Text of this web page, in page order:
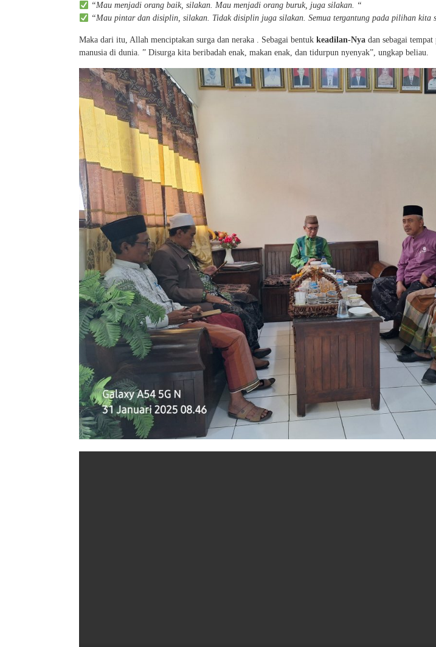
“Mau menjadi orang baik, silakan. Mau menjadi orang buruk, juga silakan. “
“Mau pintar dan disiplin, silakan. Tidak disiplin juga silakan. Semua tergantung pada pilihan kita
Maka dari itu, Allah menciptakan surga dan neraka . Sebagai bentuk keadilan-Nya dan sebagai
manusia di dunia. ” Disurga kita beribadah enak, makan enak, dan tidurpun nyenyak”, ungkap beliau.